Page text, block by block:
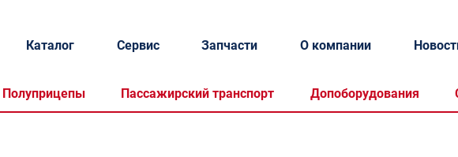
Каталог
Полуприцепы Пассажирский транспорт Допоборудования
Сервис Запчасти О компании